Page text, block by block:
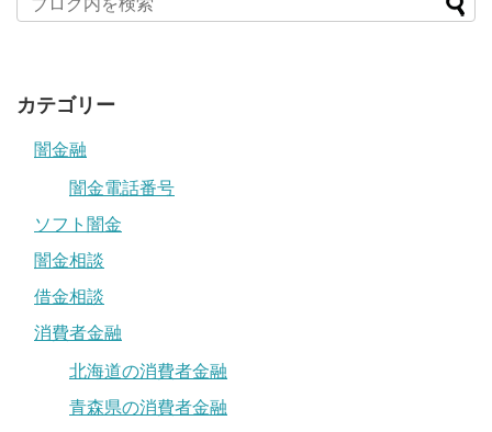
カテゴリー
闇金融
闇金電話番号
ソフト闇金
闇金相談
借金相談
消費者金融
北海道の消費者金融
青森県の消費者金融